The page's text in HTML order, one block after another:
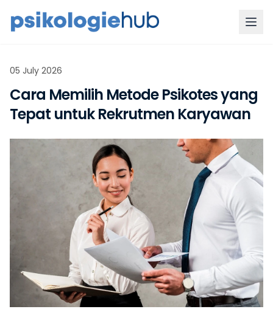
05 July 2026
Cara Memilih Metode Psikotes yang
Tepat untuk Rekrutmen Karyawan